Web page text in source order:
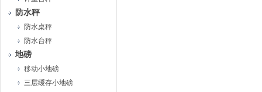
防水秤
防水桌秤
防水台秤
地磅
移动小地磅
三层缓存小地磅